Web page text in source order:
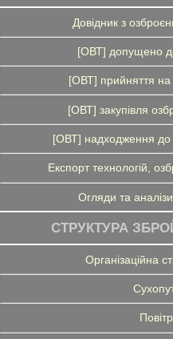
Довідник з
[ОВТ] допущено
[ОВТ] прийняття на
[ОВТ] закупівля
[ОВТ] надходження
Експорт технологій,
Огляди та
СТРУКТУРА
Організаційна